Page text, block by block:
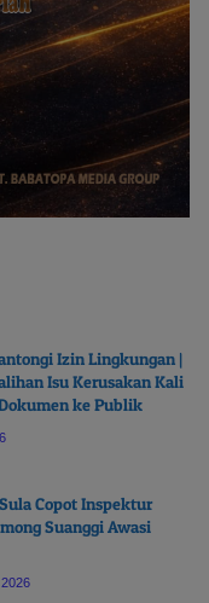
Izin Lingkungan |
Isu Kerusakan Kali
ke Publik
Copot Inspektur
Suanggi Awasi